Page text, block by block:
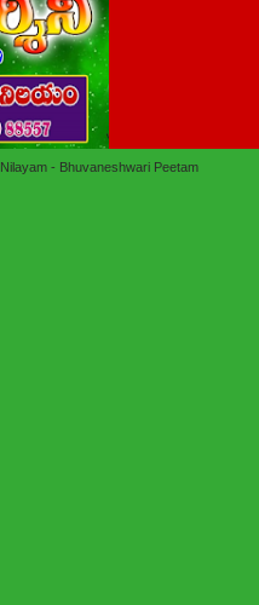
- Bhuvaneshwari Peetam